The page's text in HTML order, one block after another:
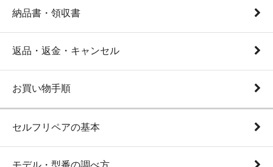
納品書・領収書
返品・返金・キャンセル
お買い物手順
セルフリペアの基本